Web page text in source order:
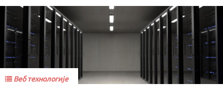
Веб технологије